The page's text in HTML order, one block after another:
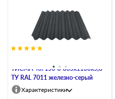
ТИСМА 40/150-8-865х1130х5,8
ТУ RAL 7011 железно-серый
Характеристики